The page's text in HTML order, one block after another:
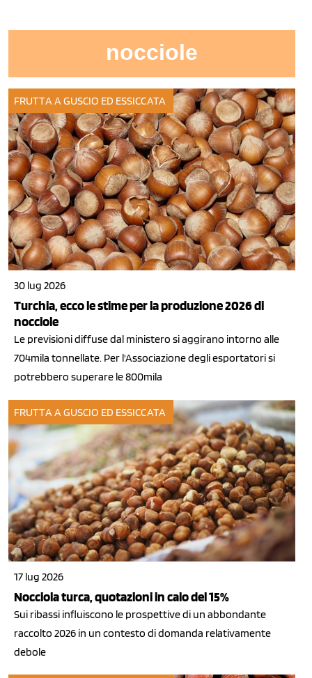
nocciole
FRUTTA A GUSCIO ED ESSICCATA
30 lug 2026
Turchia, ecco le stime per la produzione 2026 di
nocciole
Le previsioni diffuse dal ministero si aggirano intorno alle
704mila tonnellate. Per l'Associazione degli esportatori si
potrebbero superare le 800mila
FRUTTA A GUSCIO ED ESSICCATA
17 lug 2026
Nocciola turca, quotazioni in calo del 15%
Sui ribassi influiscono le prospettive di un abbondante
raccolto 2026 in un contesto di domanda relativamente
debole